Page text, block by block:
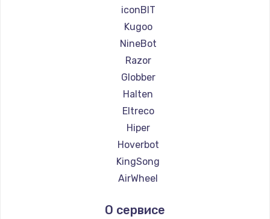
Ремонт самокатов KIRIN
iconBIT
Kugoo
NineBot
Razor
Globber
Halten
Eltreco
Hiper
Hoverbot
KingSong
AirWheel
Hunter
О сервисе